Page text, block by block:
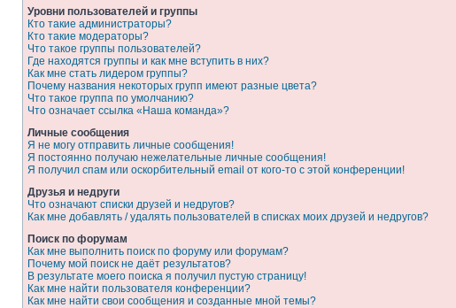
Уровни пользователей и группы
Кто такие администраторы?
Кто такие модераторы?
Что такое группы пользователей?
Где находятся группы и как мне вступить в них?
Как мне стать лидером группы?
Почему названия некоторых групп имеют разные цвета?
Что такое группа по умолчанию?
Что означает ссылка «Наша команда»?
Личные сообщения
Я не могу отправить личные сообщения!
Я постоянно получаю нежелательные личные сообщения!
Я получил спам или оскорбительный email от кого-то с этой конференции!
Друзья и недруги
Что означают списки друзей и недругов?
Как мне добавлять / удалять пользователей в списках моих друзей и недругов?
Поиск по форумам
Как мне выполнить поиск по форуму или форумам?
Почему мой поиск не даёт результатов?
В результате моего поиска я получил пустую страницу!
Как мне найти пользователя конференции?
Как мне найти свои сообщения и созданные мной темы?